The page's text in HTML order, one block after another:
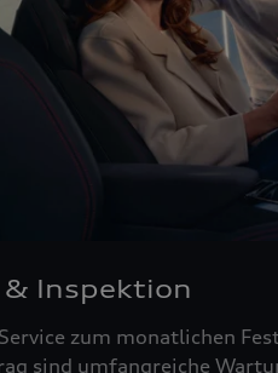
Inspektion
zum monatlichen
sind umfangreiche